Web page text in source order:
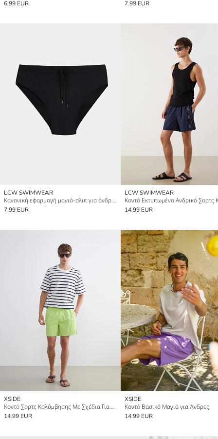
6.99 EUR 7.99 EUR
LCW SWIMWEAR
Κανονική εφαρμογή μαγιό-σλιπ για άνδρες από ελαστικό ύφασμα
7.99 EUR
LCW SWIMWEAR
14.99 EUR
XSIDE
Κοντό Σορτς Κολύμβησης Με Σχέδια Για Άνδρες
14.99 EUR
XSIDE
Κοντό Βασικό Μαγιό για Άνδρες
14.99 EUR